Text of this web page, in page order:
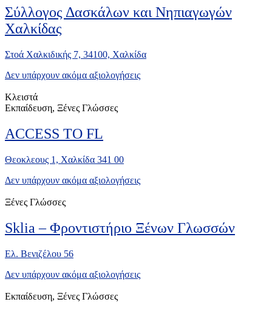
Σύλλογος Δασκάλων και Νηπιαγωγών
Χαλκίδας
Στοά Χαλκιδικής 7, 34100, Χαλκίδα
Δεν υπάρχουν ακόμα αξιολογήσεις
Κλειστά
Εκπαίδευση, Ξένες Γλώσσες
ACCESS TO FL
Θεοκλεους 1, Χαλκίδα 341 00
Δεν υπάρχουν ακόμα αξιολογήσεις
Ξένες Γλώσσες
Sklia – Φροντιστήριο Ξένων Γλωσσών
Ελ. Βενιζέλου 56
Δεν υπάρχουν ακόμα αξιολογήσεις
Εκπαίδευση, Ξένες Γλώσσες